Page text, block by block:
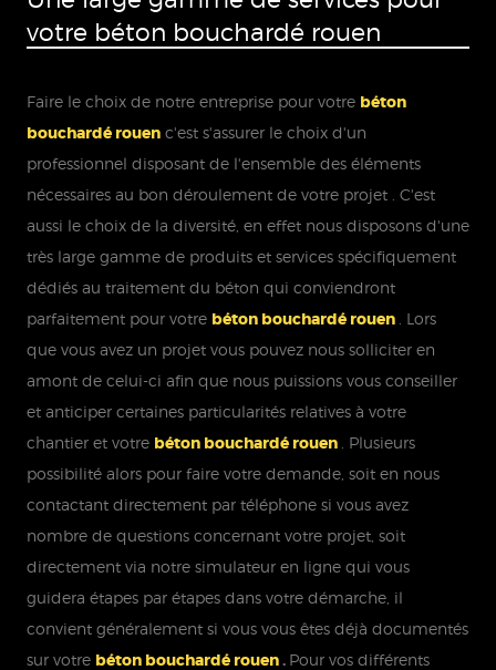
votre béton bouchardé rouen
Faire le choix de notre entreprise pour votre béton
bouchardé rouenc'est s'assurer le choix d'un
professionnel disposant de l'ensemble des éléments
nécessaires au bon déroulement de votre projet . C'est
aussi le choix de la diversité, en effet nous disposons d'une
très large gamme de produits et services spécifiquement
dédiés au traitement du béton qui conviendront
parfaitement pour votre béton bouchardé rouen
. Lors
que vous avez un projet vous pouvez nous solliciter en
amont de celui-ci afin que nous puissions vous conseiller
et anticiper certaines particularités relatives à votre
chantier et votre béton bouchardé rouen
. Plusieurs
possibilité alors pour faire votre demande, soit en nous
contactant directement par téléphone si vous avez
nombre de questions concernant votre projet, soit
directement via notre simulateur en ligne qui vous
guidera étapes par étapes dans votre démarche, il
convient généralement si vous vous êtes déjà documentés
sur votre béton bouchardé rouen. Pour vos différents